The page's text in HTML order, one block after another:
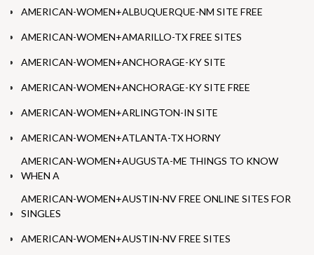
AMERICAN-WOMEN+ALBUQUERQUE-NM SITE FREE
AMERICAN-WOMEN+AMARILLO-TX FREE SITES
AMERICAN-WOMEN+ANCHORAGE-KY SITE
AMERICAN-WOMEN+ANCHORAGE-KY SITE FREE
AMERICAN-WOMEN+ARLINGTON-IN SITE
AMERICAN-WOMEN+ATLANTA-TX HORNY
AMERICAN-WOMEN+AUGUSTA-ME THINGS TO KNOW
WHEN A
AMERICAN-WOMEN+AUSTIN-NV FREE ONLINE SITES FOR
SINGLES
AMERICAN-WOMEN+AUSTIN-NV FREE SITES